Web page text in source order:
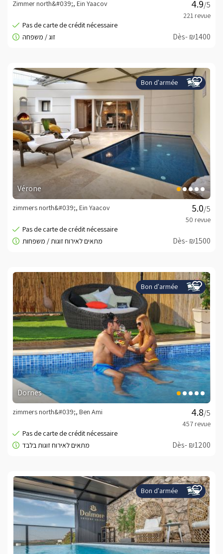
/5
Zimmer north&#039;, Ein Yaacov
Dès- ₪1400
Bon d'armée
Vérone
/5
zimmers north&#039;, Ein Yaacov
Dès- ₪1500
Bon d'armée
Dornes
/5
zimmers north&#039;, Ben Ami
Dès- ₪1200
Bon d'armée